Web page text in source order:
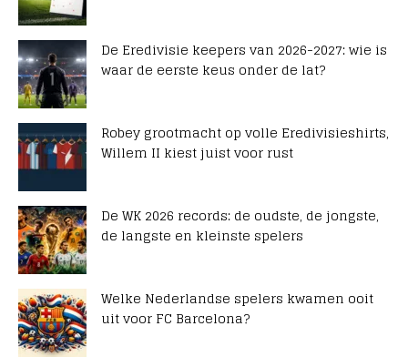
De Eredivisie keepers van 2026-2027: wie is
waar de eerste keus onder de lat?
Robey grootmacht op volle Eredivisieshirts,
Willem II kiest juist voor rust
De WK 2026 records: de oudste, de jongste,
de langste en kleinste spelers
Welke Nederlandse spelers kwamen ooit
uit voor FC Barcelona?